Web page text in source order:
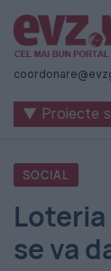
Știri
naționale
România
-
▼ Proiecte
SOCIAL
Loteria
se va